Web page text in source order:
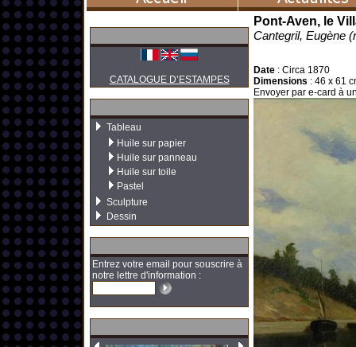
CATALOGUE D’ESTAMPES
Tableau
Huile sur papier
Huile sur panneau
Huile sur toile
Pastel
Sculpture
Dessin
Entrez votre email pour souscrire à
notre lettre d'information :
Pont-Aven, le
Cantegril, Eugène
Date : Circa 1870
Dimensions : 46 x 61
Envoyer par e-card à